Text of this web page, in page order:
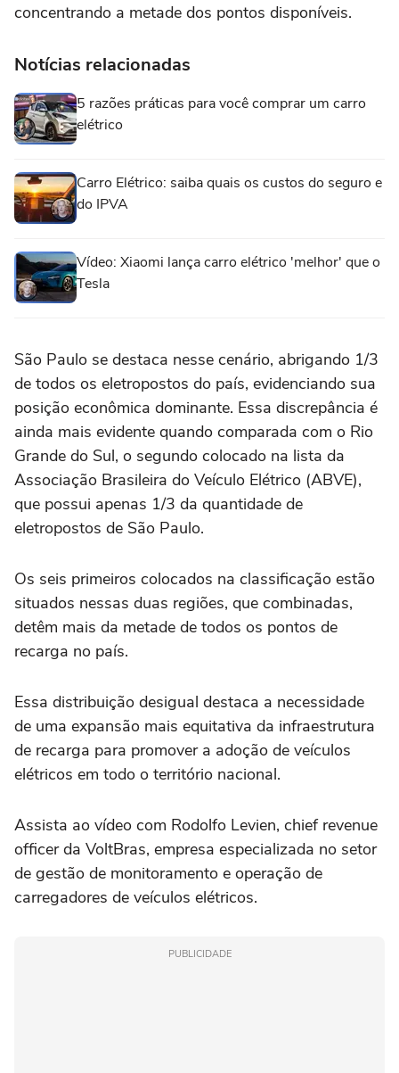
concentrando a metade dos pontos disponíveis.
Notícias relacionadas
5 razões práticas para você comprar um carro
elétrico
Carro Elétrico: saiba quais os custos do seguro e
do IPVA
Vídeo: Xiaomi lança carro elétrico 'melhor' que o
Tesla
São Paulo se destaca nesse cenário, abrigando 1/3
de todos os eletropostos do país, evidenciando sua
posição econômica dominante. Essa discrepância é
ainda mais evidente quando comparada com o Rio
Grande do Sul, o segundo colocado na lista da
Associação Brasileira do Veículo Elétrico (ABVE),
que possui apenas 1/3 da quantidade de
eletropostos de São Paulo.
Os seis primeiros colocados na classificação estão
situados nessas duas regiões, que combinadas,
detêm mais da metade de todos os pontos de
recarga no país.
Essa distribuição desigual destaca a necessidade
de uma expansão mais equitativa da infraestrutura
de recarga para promover a adoção de veículos
elétricos em todo o território nacional.
Assista ao vídeo com Rodolfo Levien, chief revenue
officer da VoltBras, empresa especializada no setor
de gestão de monitoramento e operação de
carregadores de veículos elétricos.
PUBLICIDADE